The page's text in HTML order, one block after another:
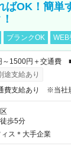
ばOK！簡単
ブランクOK WEB
～1500円＋交通費
途支給あり
費支給あり ※当社
歩5分
ス＊大手企業